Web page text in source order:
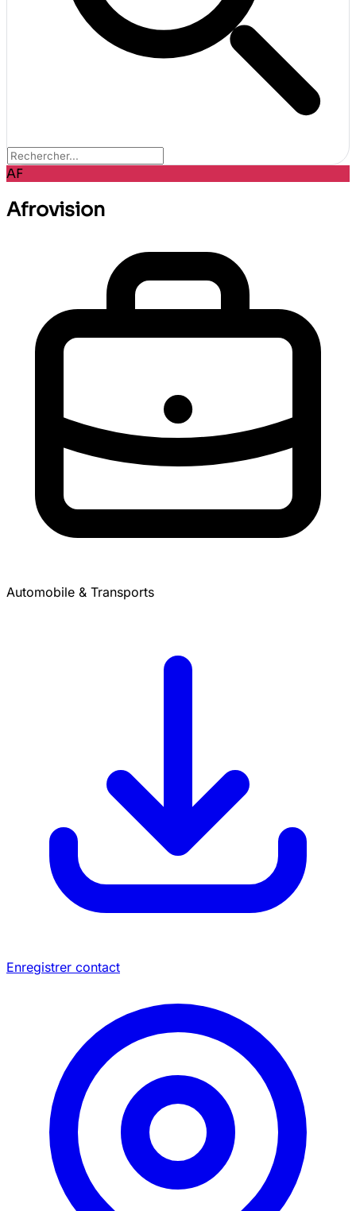
AF
Afrovision
Automobile & Transports
Enregistrer contact